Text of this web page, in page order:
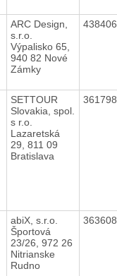
ARC Design,
s.r.o.
Výpalisko 65,
940 82 Nové
Zámky
SETTOUR
Slovakia, spol.
s r.o.
Lazaretská
29, 811 09
Bratislava
abiX, s.r.o.
Športová
23/26, 972 26
Nitrianske
Rudno